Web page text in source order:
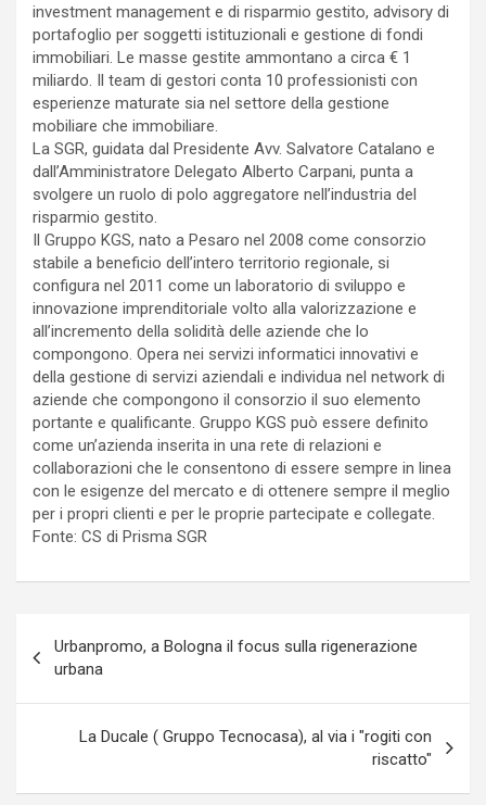
investment management e di risparmio gestito, advisory di
portafoglio per soggetti istituzionali e gestione di fondi
immobiliari. Le masse gestite ammontano a circa € 1
miliardo. Il team di gestori conta 10 professionisti con
esperienze maturate sia nel settore della gestione
mobiliare che immobiliare.
La SGR, guidata dal Presidente Avv. Salvatore Catalano e
dall’Amministratore Delegato Alberto Carpani, punta a
svolgere un ruolo di polo aggregatore nell’industria del
risparmio gestito.
Il Gruppo KGS, nato a Pesaro nel 2008 come consorzio
stabile a beneficio dell’intero territorio regionale, si
configura nel 2011 come un laboratorio di sviluppo e
innovazione imprenditoriale volto alla valorizzazione e
all’incremento della solidità delle aziende che lo
compongono. Opera nei servizi informatici innovativi e
della gestione di servizi aziendali e individua nel network di
aziende che compongono il consorzio il suo elemento
portante e qualificante. Gruppo KGS può essere definito
come un’azienda inserita in una rete di relazioni e
collaborazioni che le consentono di essere sempre in linea
con le esigenze del mercato e di ottenere sempre il meglio
per i propri clienti e per le proprie partecipate e collegate.
Fonte: CS di Prisma SGR
articoli
Urbanpromo, a Bologna il focus sulla rigenerazione
urbana
La Ducale ( Gruppo Tecnocasa), al via i "rogiti con
riscatto"